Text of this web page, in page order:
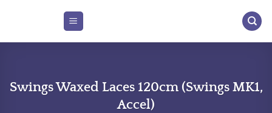
Swings Waxed Laces 120cm (Swings MK1,
Accel)